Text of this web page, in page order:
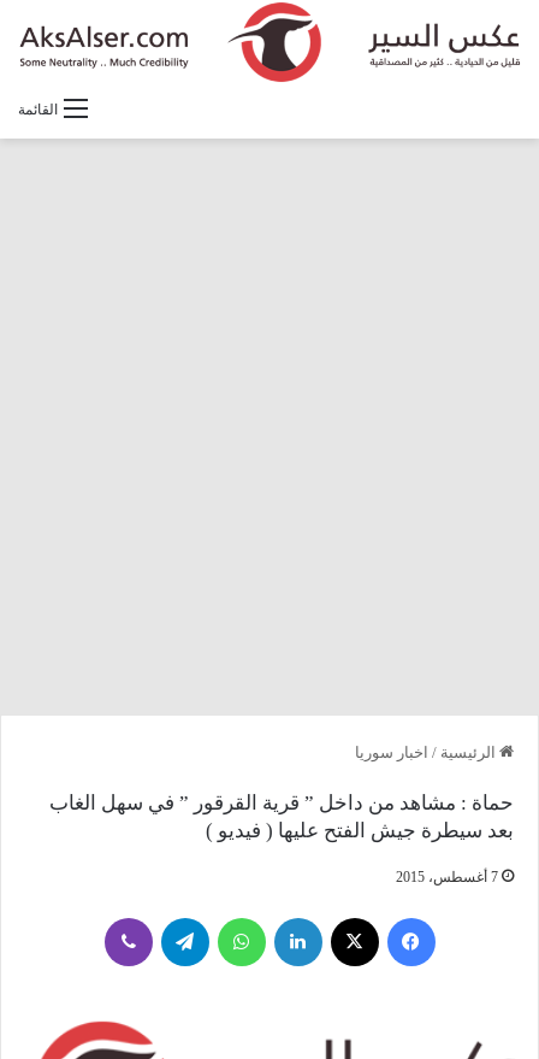
القائمة
الرئيسية / اخبار سوريا
حماة : مشاهد من داخل ” قرية القرقور ” في سهل الغاب
بعد سيطرة جيش الفتح عليها ( فيديو )
7 أغسطس، 2015
فيسبوك لينكدإن واتساب تيلقرام